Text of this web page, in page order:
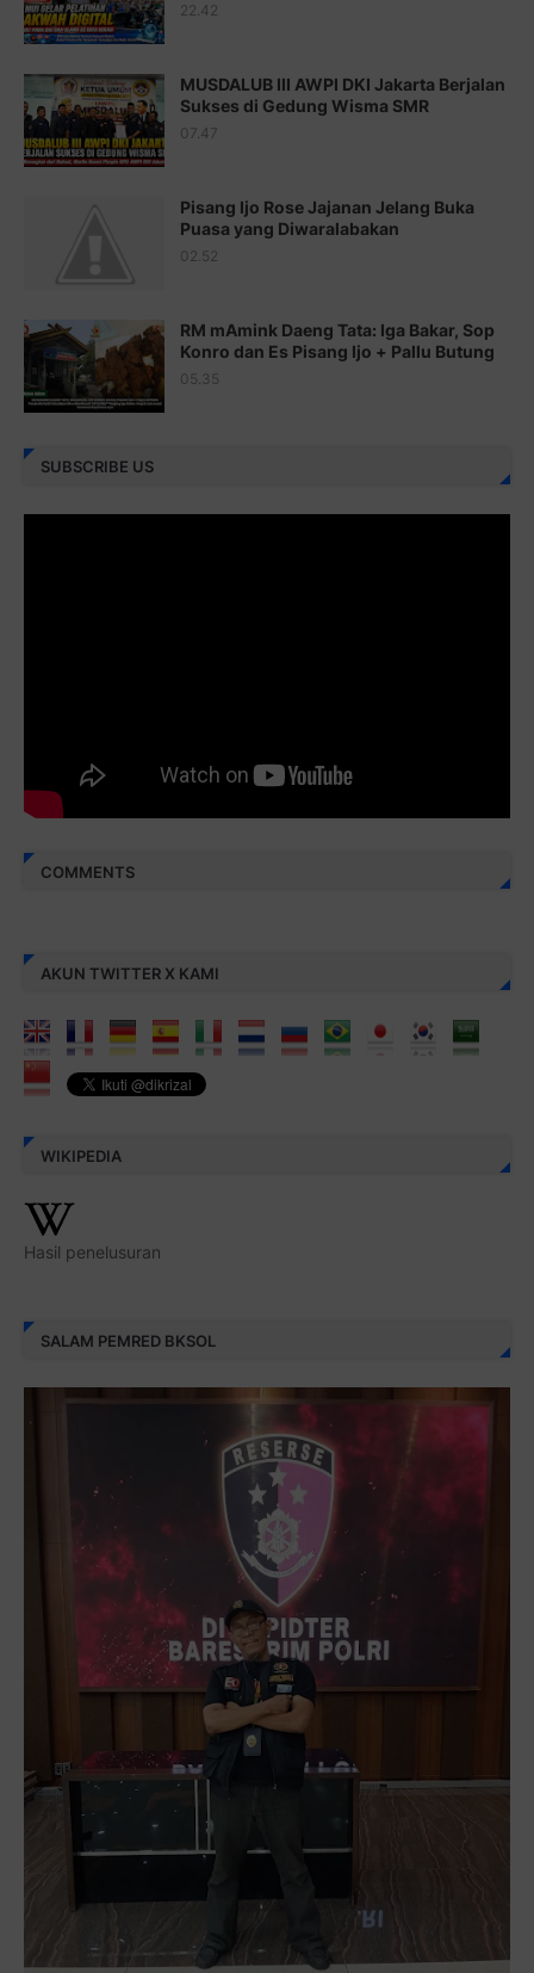
Juz 18 ⇨http://j.mp/2b8SCfc
Juz 19 ⇨http://j.mp/2bFSq95
Juz 20 ⇨http://j.mp/2brI1zc
Juz 21 ⇨http://j.mp/2b8VcBO
http://j.mp/2bFRxNP
http://j.mp/2brItxm
Juz 25 ⇨http://j.mp/2brImlf
Juz 26 ⇨http://j.mp/2bFRHF2
22.42
MUSDALUB III AWPI DKI Jakarta Berjalan
Sukses di Gedung Wisma SMR
07.47
Pisang Ijo Rose Jajanan Jelang Buka
Puasa yang Diwaralabakan
02.52
RM mAmink Daeng Tata: Iga Bakar, Sop
Konro dan Es Pisang Ijo + Pallu Butung
05.35
SUBSCRIBE US
COMMENTS
AKUN TWITTER X KAMI
WIKIPEDIA
Hasil penelusuran
SALAM PEMRED BKSOL